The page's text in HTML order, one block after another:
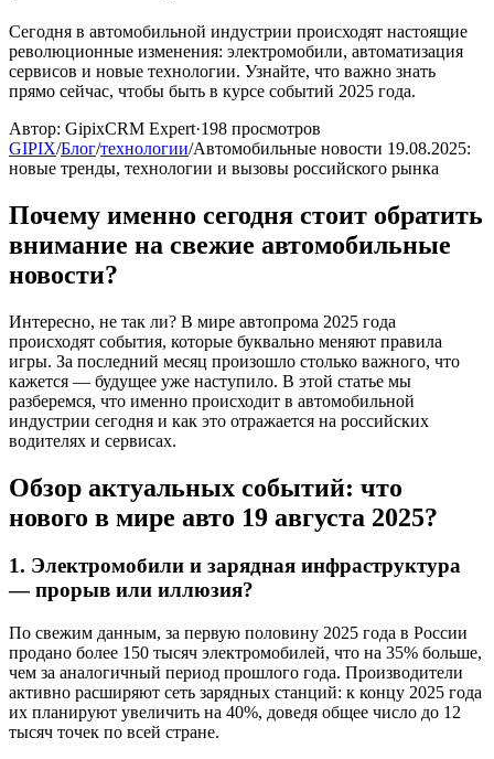
Сегодня в автомобильной индустрии происходят настоящие
революционные изменения: электромобили, автоматизация
сервисов и новые технологии. Узнайте, что важно знать
прямо сейчас, чтобы быть в курсе событий 2025 года.
Автор: GipixCRM Expert·198 просмотров
GIPIX/Блог/технологии/Автомобильные новости 19.08.2025:
новые тренды, технологии и вызовы российского рынка
Почему именно сегодня стоит обратить
внимание на свежие автомобильные
новости?
Интересно, не так ли? В мире автопрома 2025 года
происходят события, которые буквально меняют правила
игры. За последний месяц произошло столько важного, что
кажется — будущее уже наступило. В этой статье мы
разберемся, что именно происходит в автомобильной
индустрии сегодня и как это отражается на российских
водителях и сервисах.
Обзор актуальных событий: что
нового в мире авто 19 августа 2025?
1. Электромобили и зарядная инфраструктура
— прорыв или иллюзия?
По свежим данным, за первую половину 2025 года в России
продано более 150 тысяч электромобилей, что на 35% больше,
чем за аналогичный период прошлого года. Производители
активно расширяют сеть зарядных станций: к концу 2025 года
их планируют увеличить на 40%, доведя общее число до 12
тысяч точек по всей стране.